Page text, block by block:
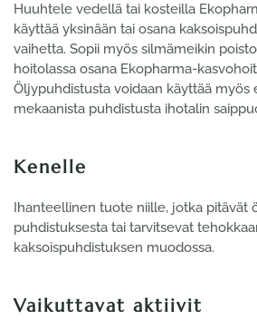
Huuhtele vedellä tai kosteilla
käyttää yksinään tai osana
vaihetta. Sopii myös silmämeikin
hoitolassa osana Ekopharma-
Öljypuhdistusta voidaan käyttää myös
mekaanista puhdistusta ihotalin
Kenelle
Ihanteellinen tuote niille, jotka pitävät
puhdistuksesta tai tarvitsevat
kaksoispuhdistuksen muodossa.
Vaikuttavat aktiivit